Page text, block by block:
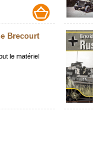
Brecourt
le matériel